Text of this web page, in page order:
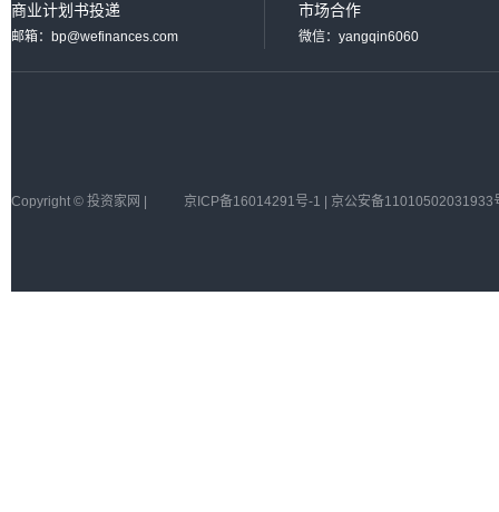
商业计划书投递
邮箱：bp@wefinances.com
市场合作
微信：yangqin6060
Copyright © 投资家网 | 京ICP备16014291号-1 | 京公安备11010502031933